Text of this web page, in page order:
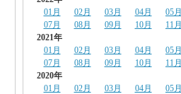
01月
02月 03月 04月 05月
07月
08月 09月 10月 11月
2021年
01月
02月 03月 04月 05月
07月
08月 09月 10月 11月
2020年
01月
02月 03月 04月 05月